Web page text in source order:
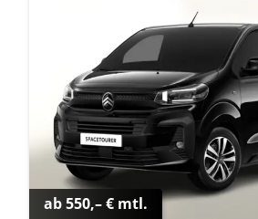
ab 550,– € mtl.